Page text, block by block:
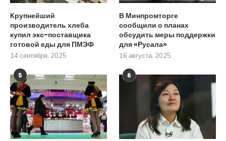
Крупнейший
производитель хлеба
купил экс-поставщика
готовой еды для ПМЭФ
14 сентября, 2025
В Минпромторге
сообщили о планах
обсудить меры поддержки
для «Русала»
16 августа, 2025
5 6